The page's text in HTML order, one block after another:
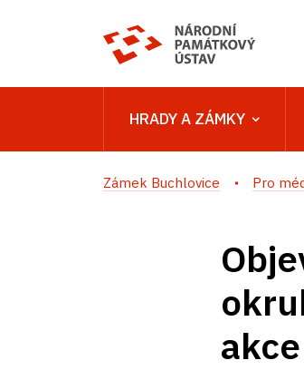
HRADY A ZÁMKY
Zámek Buchlovice Pro
akce